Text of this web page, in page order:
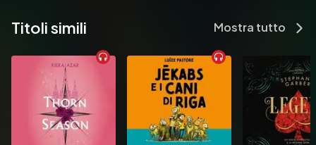
Titoli simili Mostra tutto